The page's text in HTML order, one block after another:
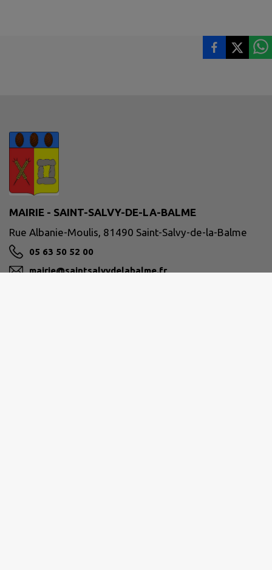
MAIRIE - SAINT-SALVY-DE-LA-BALME
Rue Albanie-Moulis, 81490 Saint-Salvy-de-la-Balme
05 63 50 52 00
mairie@saintsalvydelabalme.fr